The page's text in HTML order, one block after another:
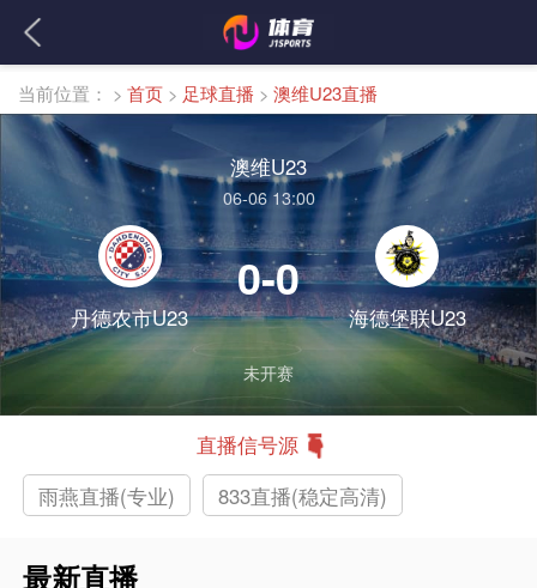
当前位置： > 首页 > 足球直播 > 澳维U23直播
澳维U23
06-06 13:00
丹德农市U23
0-0
海德堡联U23
未开赛
直播信号源
雨燕直播(专业)
833直播(稳定高清)
最新直播